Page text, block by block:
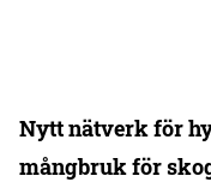
Nytt nätverk för
mångbruk för